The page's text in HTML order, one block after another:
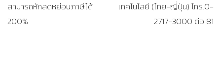
สามารถหักลดหย่อนภาษีได้
200%
เทคโนโลยี (ไทย-ญี่ปุ่น) โทร.0-
2717-3000 ต่อ 81